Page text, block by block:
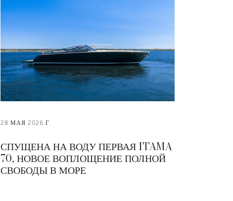
28 МАЯ 2026 Г.
СПУЩЕНА НА ВОДУ ПЕРВАЯ ITAMA
70, НОВОЕ ВОПЛОЩЕНИЕ ПОЛНОЙ
СВОБОДЫ В МОРЕ